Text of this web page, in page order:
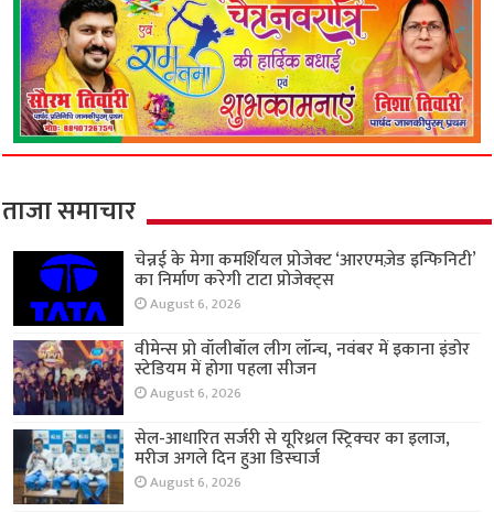
ताजा समाचार
चेन्नई के मेगा कमर्शियल प्रोजेक्ट ‘आरएमज़ेड इन्फिनिटी’
का निर्माण करेगी टाटा प्रोजेक्ट्स
August 6, 2026
वीमेन्स प्रो वॉलीबॉल लीग लॉन्च, नवंबर में इकाना इंडोर
स्टेडियम में होगा पहला सीजन
August 6, 2026
सेल-आधारित सर्जरी से यूरिथ्रल स्ट्रिक्चर का इलाज,
मरीज अगले दिन हुआ डिस्चार्ज
August 6, 2026